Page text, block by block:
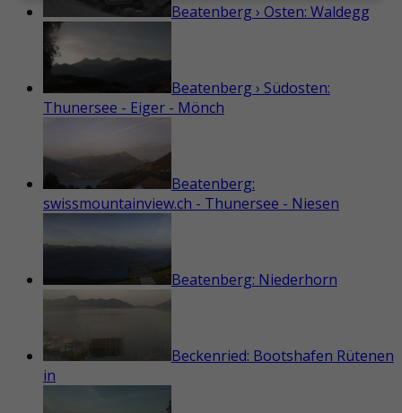
Beatenberg › Osten: Waldegg
Beatenberg › Südosten:
Thunersee - Eiger - Mönch
Beatenberg:
swissmountainview.ch - Thunersee - Niesen
Beatenberg: Niederhorn
Beckenried: Bootshafen Rütenen
in